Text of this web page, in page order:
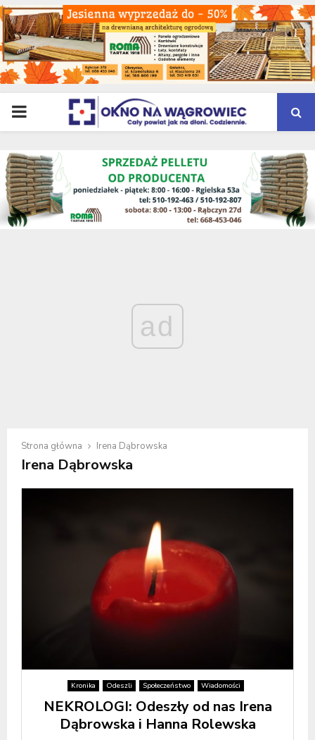
PRIMARY
MENU
ad
Strona główna Irena Dąbrowska
Irena Dąbrowska
Kronika Odeszli Społeczeństwo Wiadomości
NEKROLOGI: Odeszły od nas Irena
Dąbrowska i Hanna Rolewska